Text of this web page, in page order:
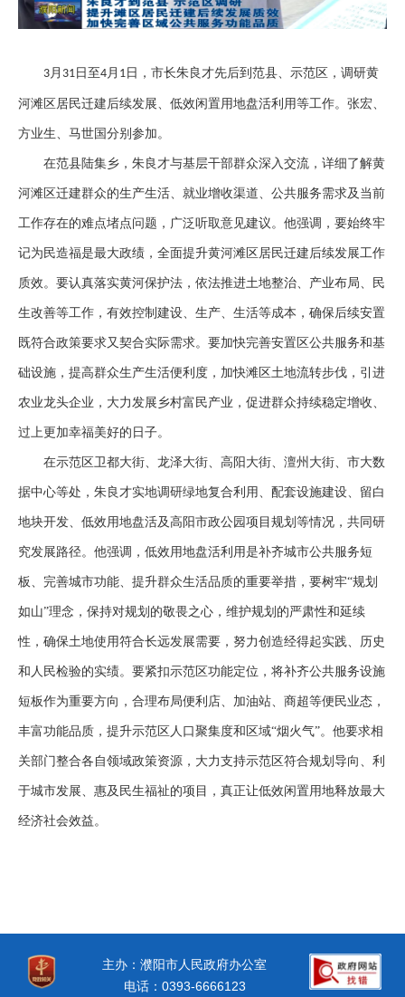
3月 31 日至4月 1 日，市长朱良才先后到范县、示范区，调研黄
河滩区居民迁建后续发展、低效闲置用地盘活利用等工作。张宏、
方业生、马世国分别参加。
在范县陆集乡，朱良才与基层干部群众深入交流，详细了解黄
河滩区迁建群众的生产生活、就业增收渠道、公共服务需求及当前
工作存在的难点堵点问题，广泛听取意见建议。他强调，要始终牢
记为民造福是最大政绩，全面提升黄河滩区居民迁建后续发展工作
质效。要认真落实黄河保护法，依法推进土地整治、产业布局、民
生改善等工作，有效控制建设、生产、生活等成本，确保后续安置
既符合政策要求又契合实际需求。要加快完善安置区公共服务和基
础设施，提高群众生产生活便利度，加快滩区土地流转步伐，引进
农业龙头企业，大力发展乡村富民产业，促进群众持续稳定增收、
过上更加幸福美好的日子。
在示范区卫都大街、龙泽大街、高阳大街、澶州大街、市大数
据中心等处，朱良才实地调研绿地复合利用、配套设施建设、留白
地块开发、低效用地盘活及高阳市政公园项目规划等情况，共同研
究发展路径。他强调，低效用地盘活利用是补齐城市公共服务短
板、完善城市功能、提升群众生活品质的重要举措，要树牢“规划
如山”理念，保持对规划的敬畏之心，维护规划的严肃性和延续
性，确保土地使用符合长远发展需要，努力创造经得起实践、历史
和人民检验的实绩。要紧扣示范区功能定位，将补齐公共服务设施
短板作为重要方向，合理布局便利店、加油站、商超等便民业态，
丰富功能品质，提升示范区人口聚集度和区域“烟火气”。他要求相
关部门整合各自领域政策资源，大力支持示范区符合规划导向、利
于城市发展、惠及民生福祉的项目，真正让低效闲置用地释放最大
经济社会效益。
主办：濮阳市人民政府办公室
电话：0393-6666123